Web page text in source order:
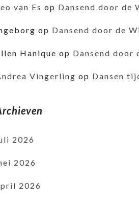
van Es op Dansend door de
op Dansend door de
Hanique op Dansend door
Vingerling op Dansen
2026
2026
2026